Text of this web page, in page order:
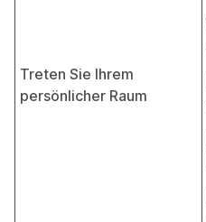
Treten Sie Ihrem
persönlicher Raum